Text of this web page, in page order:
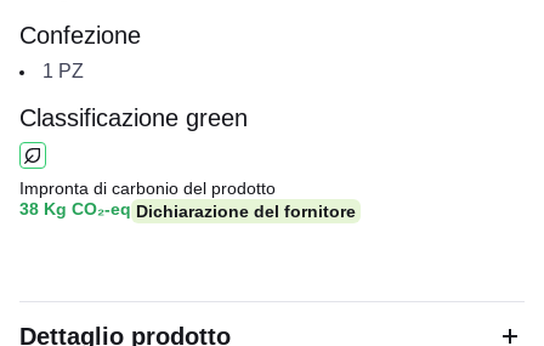
Confezione
1 PZ
Classificazione green
Impronta di carbonio del prodotto
38 Kg CO₂-eq Dichiarazione del fornitore
Dettaglio prodotto